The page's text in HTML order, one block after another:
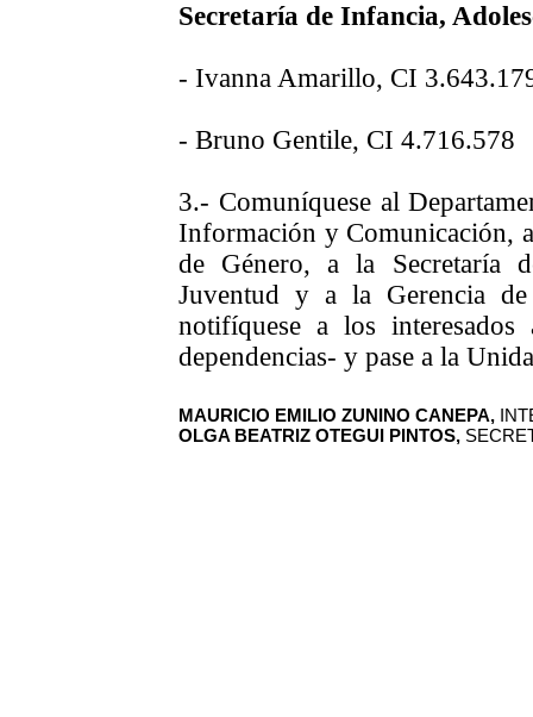
Secretaría de Infancia,
- Ivanna Amarillo, CI
- Bruno Gentile, CI 4.716.578
3.- Comuníquese al
Información y Comunicación,
de Género, a la Secretaría
Juventud y a la Gerencia
notifíquese a los interesados
dependencias- y pase a la
MAURICIO EMILIO ZUNINO CANEPA,
OLGA BEATRIZ OTEGUI PINTOS,